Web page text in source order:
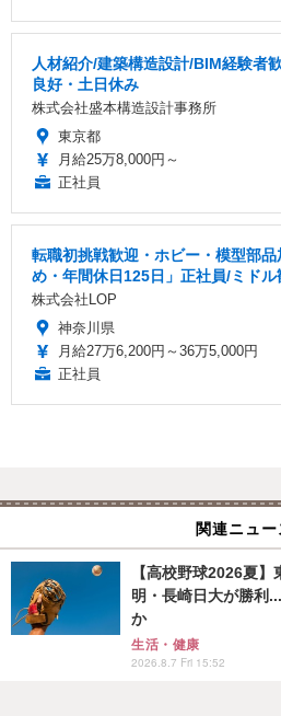
人材紹介/建築構造設計/BIM経験者
良好・土日休み
株式会社盛本構造設計事務所
東京都
月給25万8,000円～
正社員
転職初挑戦歓迎・ホビー・模型部
め・年間休日125日」正社員/ミドル
株式会社LOP
神奈川県
月給27万6,200円～36万5,000円
正社員
関連ニュー
【高校野球2026夏
明・長崎日大が勝利
か
生活・健康
2026.8.7 Fri 15:52